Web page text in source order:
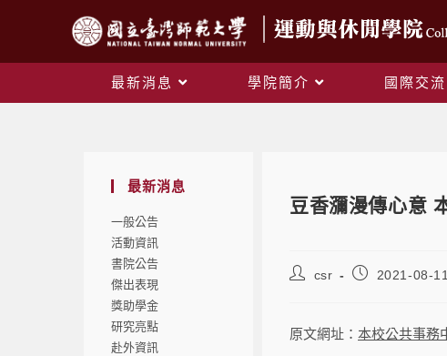
最新消息 學院簡介 國際交流
最新消息
一般公告
活動資訊
書院公告
傑出表現
獎助學金
研究亮點
赴外資訊
豆香瀰漫傳心意
csr 2021-08-11
原文網址： 本校公共事務